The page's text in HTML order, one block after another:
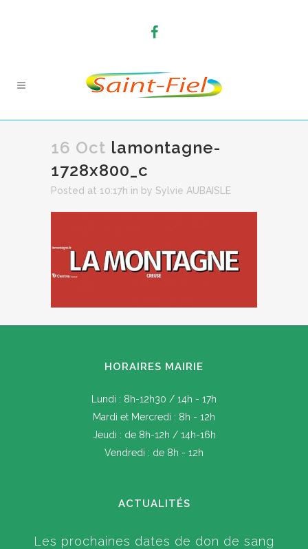
16 Oct lamontagne-
1728x800_c
Posted at 10:17h in by Sylvie AUBAISLE
HORAIRES MAIRIE
Lundi : 8h-12h30 / 14h - 17h
Mardi et Mercredi : 8h - 12h
Jeudi : de 8h-12h / 14h-16h
Vendredi : de 8h - 12h
ACTUALITÉS
Les prochaines dates de don de sang